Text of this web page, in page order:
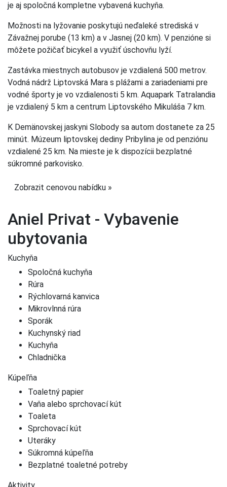
je aj spoločná kompletne vybavená kuchyňa.
Možnosti na lyžovanie poskytujú neďaleké strediská v
Závažnej porube (13 km) a v Jasnej (20 km). V penzióne si
môžete požičať bicykel a využiť úschovňu lyží.
Zastávka miestnych autobusov je vzdialená 500 metrov.
Vodná nádrž Liptovská Mara s plážami a zariadeniami pre
vodné športy je vo vzdialenosti 5 km. Aquapark Tatralandia
je vzdialený 5 km a centrum Liptovského Mikuláša 7 km.
K Demänovskej jaskyni Slobody sa autom dostanete za 25
minút. Múzeum liptovskej dediny Pribylina je od penziónu
vzdialené 25 km. Na mieste je k dispozícii bezplatné
súkromné parkovisko.
Zobrazit cenovou nabídku »
Aniel Privat - Vybavenie
ubytovania
Kuchyňa
Spoločná kuchyňa
Rúra
Rýchlovarná kanvica
Mikrovlnná rúra
Sporák
Kuchynský riad
Kuchyňa
Chladnička
Kúpeľňa
Toaletný papier
Vaňa alebo sprchovací kút
Toaleta
Sprchovací kút
Uteráky
Súkromná kúpeľňa
Bezplatné toaletné potreby